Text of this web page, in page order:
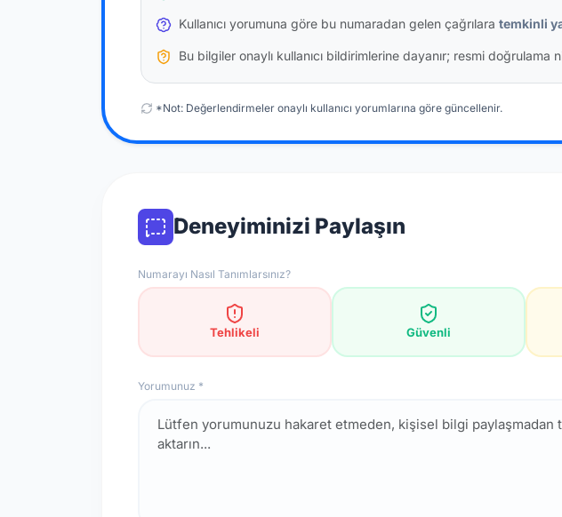
Kullanıcı yorumuna göre bu numaradan gelen çağrılara temkinli
Bu bilgiler onaylı kullanıcı bildirimlerine dayanır; resmi doğrulama
*Not: Değerlendirmeler onaylı kullanıcı yorumlarına göre güncellenir.
Deneyiminizi Paylaşın
Numarayı Nasıl Tanımlarsınız?
Tehlikeli Güvenli
Yorumunuz *